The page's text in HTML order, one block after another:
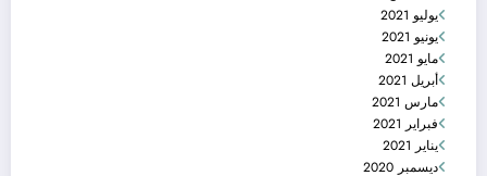
يوليو 2021
يونيو 2021
مايو 2021
أبريل 2021
مارس 2021
فبراير 2021
يناير 2021
ديسمبر 2020